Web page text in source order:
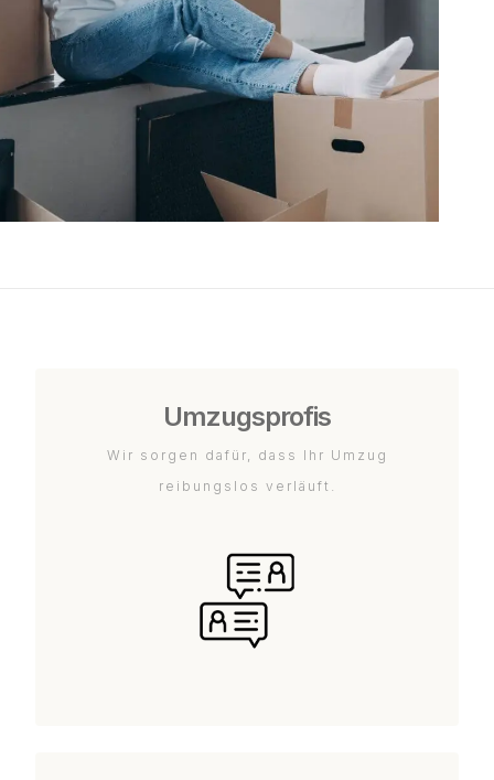
Umzugsprofis
Wir sorgen dafür, dass Ihr Umzug
reibungslos verläuft.